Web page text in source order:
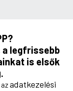
a legfrissebb
is elsők
adatkezelési